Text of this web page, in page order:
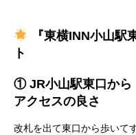
『東横INN小山駅
ト
① JR小山駅東口から
アクセスの良さ
改札を出て東口から歩いて